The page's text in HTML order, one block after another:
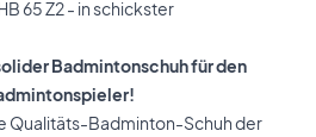
65 Z2 - in schickster
Badmintonschuh für den
Qualitäts-Badminton-Schuh der